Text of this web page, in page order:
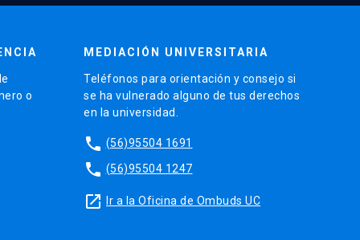
o
MEDIACIÓN UNIVERSITARIA
Teléfonos para orientación y consejo si
se ha vulnerado alguno de tus derechos
en la universidad.
phone (56)95504 1691
phone (56)95504 1247
launch Ir a la Oficina de Ombuds UC